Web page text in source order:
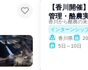
【香川開催
管理・酪農
インターンシッ
香川県
5日～10日